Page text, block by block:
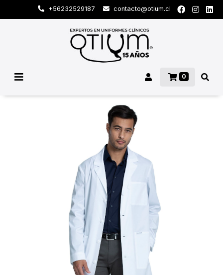
+56232529187 contacto@otium.cl
0